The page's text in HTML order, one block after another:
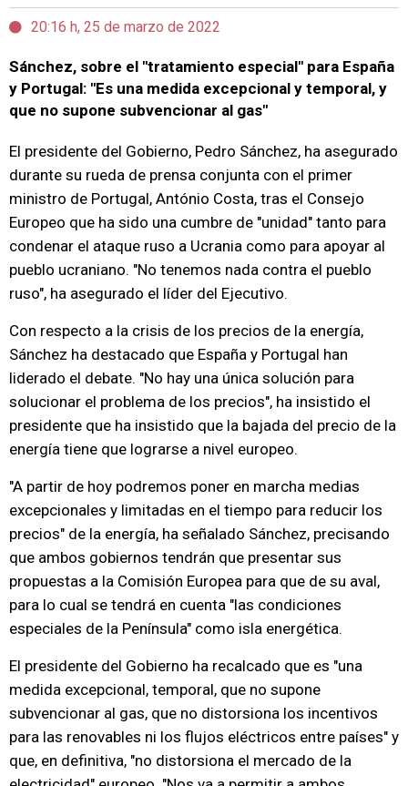
20:16 h, 25 de marzo de 2022
Sánchez, sobre el "tratamiento especial" para España
y Portugal: "Es una medida excepcional y temporal, y
que no supone subvencionar al gas"
El presidente del Gobierno, Pedro Sánchez, ha asegurado
durante su rueda de prensa conjunta con el primer
ministro de Portugal, António Costa, tras el Consejo
Europeo que ha sido una cumbre de "unidad" tanto para
condenar el ataque ruso a Ucrania como para apoyar al
pueblo ucraniano. "No tenemos nada contra el pueblo
ruso", ha asegurado el líder del Ejecutivo.
Con respecto a la crisis de los precios de la energía,
Sánchez ha destacado que España y Portugal han
liderado el debate. "No hay una única solución para
solucionar el problema de los precios", ha insistido el
presidente que ha insistido que la bajada del precio de la
energía tiene que lograrse a nivel europeo.
"A partir de hoy podremos poner en marcha medias
excepcionales y limitadas en el tiempo para reducir los
precios" de la energía, ha señalado Sánchez, precisando
que ambos gobiernos tendrán que presentar sus
propuestas a la Comisión Europea para que de su aval,
para lo cual se tendrá en cuenta "las condiciones
especiales de la Península" como isla energética.
El presidente del Gobierno ha recalcado que es "una
medida excepcional, temporal, que no supone
subvencionar al gas, que no distorsiona los incentivos
para las renovables ni los flujos eléctricos entre países" y
que, en definitiva, "no distorsiona el mercado de la